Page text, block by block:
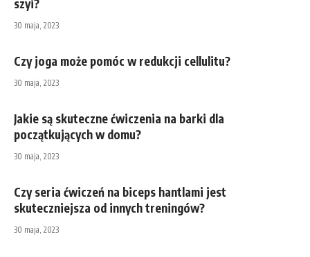
szyi?
30 maja, 2023
Czy joga może pomóc w redukcji cellulitu?
30 maja, 2023
Jakie są skuteczne ćwiczenia na barki dla
początkujących w domu?
30 maja, 2023
Czy seria ćwiczeń na biceps hantlami jest
skuteczniejsza od innych treningów?
30 maja, 2023